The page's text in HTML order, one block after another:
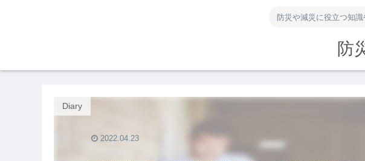
防災や減災に役立つ知識
防
Diary
2022.04.23